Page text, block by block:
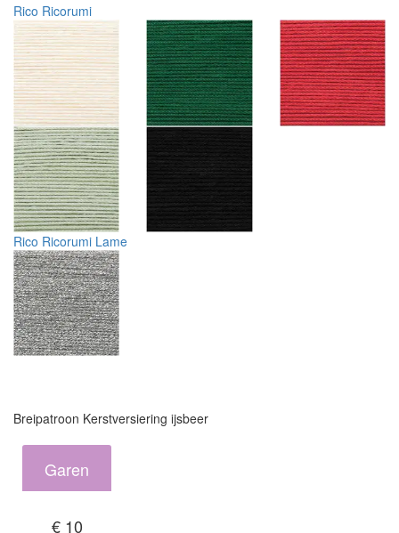
Rico Ricorumi
Rico Ricorumi Lame
Breipatroon Kerstversiering ijsbeer
Garen
€ 10